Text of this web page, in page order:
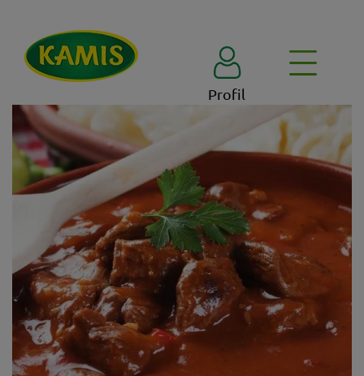
Profil